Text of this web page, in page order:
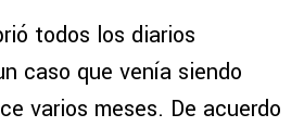
todos los diarios
caso que venía siendo
varios meses. De acuerdo